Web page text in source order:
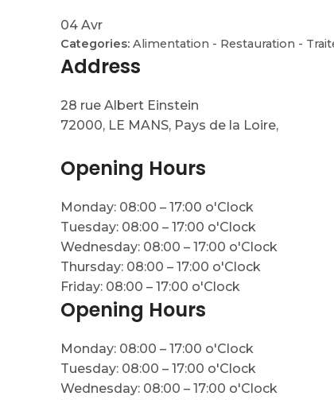
04 Avr
Categories: Alimentation - Restauration -
Address
28 rue Albert Einstein
72000, LE MANS, Pays de la Loire,
Opening Hours
Monday: 08:00 – 17:00 o'Clock
Tuesday: 08:00 – 17:00 o'Clock
Wednesday: 08:00 – 17:00 o'Clock
Thursday: 08:00 – 17:00 o'Clock
Friday: 08:00 – 17:00 o'Clock
Opening Hours
Monday: 08:00 – 17:00 o'Clock
Tuesday: 08:00 – 17:00 o'Clock
Wednesday: 08:00 – 17:00 o'Clock